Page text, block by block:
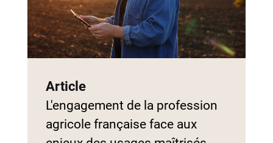
Article
L'engagement de la profession
agricole française face aux